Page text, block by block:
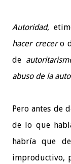
Autoridad,
hacer crecero
de
abuso de la
Pero antes de
de lo que
habría que
improductivo,